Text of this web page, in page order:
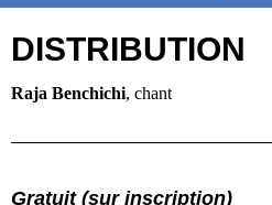
DISTRIBUTION
Raja Benchichi, chant
Gratuit (sur inscription)